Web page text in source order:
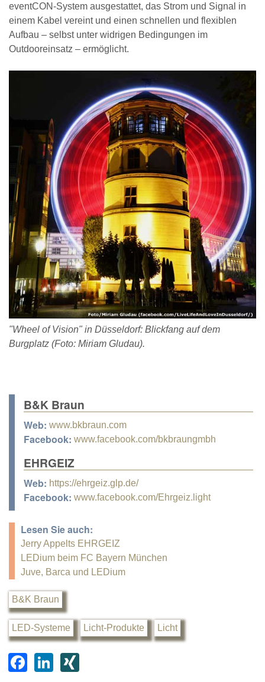
eventCON-System ausgestattet, das Strom und Signal in
einem Kabel vereint und einen schnellen und flexiblen
Aufbau – selbst unter widrigen Bedingungen im
Outdooreinsatz – ermöglicht.
"Wheel of Vision" in Düsseldorf: Blickfang auf dem
Burgplatz (Foto: Miriam Gludau).
B&K Braun
Web: www.bkbraun.com
Facebook: www.facebook.com/bkbraungmbh
EHRGEIZ
Web: https://ehrgeiz.glp.de/
Facebook: www.facebook.com/Ehrgeiz.light
Lesen Sie auch:
Jerry Appelts EHRGEIZ
LEDium beim FC Bayern München
Juve, Barca und LEDium
B&K Braun
LED-Systeme Licht-Produkte Licht
F
Li